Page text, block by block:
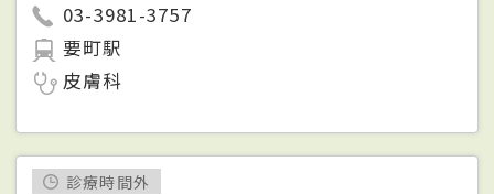
03-3981-3757
要町駅
皮膚科
診療時間外